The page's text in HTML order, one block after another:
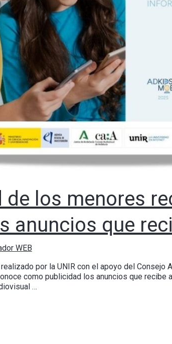
de los menores
anuncios que
WEB
por la UNIR con el apoyo del
como publicidad los anuncios que recibe
…